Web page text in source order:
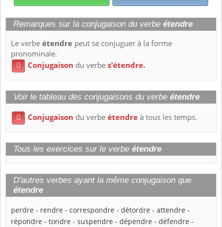
Remarques sur la conjugaison du verbe étendre
Le verbeétendre peut se conjuguer à la forme
pronominale.
 Conjugaison du verbes'étendre.
Voir le tableau des conjugaisons du verbe étendre
 Conjugaison du verbeétendreà tous les temps.
Tous les exercices sur le verbe étendre
D'autres verbes ayant la même conjugaison que
étendre
perdre - rendre - correspondre - détordre - attendre -
répondre - tondre - suspendre - dépendre - défendre -